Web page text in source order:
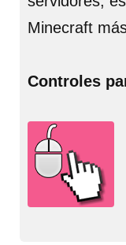
Minecraft
Controles